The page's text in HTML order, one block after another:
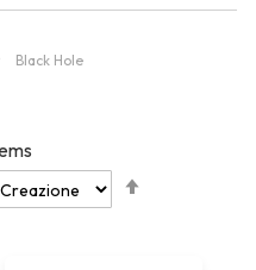
Black Hole